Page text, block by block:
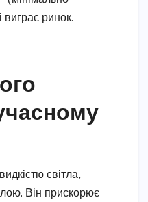
виграє ринок.
світла,
Він прискорює